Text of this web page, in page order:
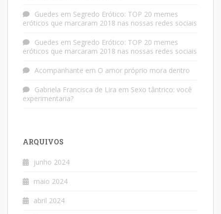
Guedes em Segredo Erótico: TOP 20 memes
eróticos que marcaram 2018 nas nossas redes sociais
Guedes em Segredo Erótico: TOP 20 memes
eróticos que marcaram 2018 nas nossas redes sociais
Acompanhante em O amor próprio mora dentro
Gabriela Francisca de Lira em Sexo tântrico: você
experimentaria?
ARQUIVOS
junho 2024
maio 2024
abril 2024